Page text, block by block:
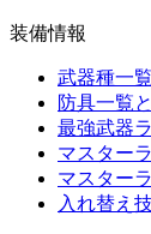
装備情報
武器種一
防具一覧
最強武器
マスター
マスター
入れ替え